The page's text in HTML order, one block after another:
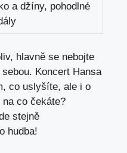
a džíny, pohodlné
hlavně se nebojte
Koncert Hansa
co uslyšíte, ale i o
co čekáte?
stejně
hudba!